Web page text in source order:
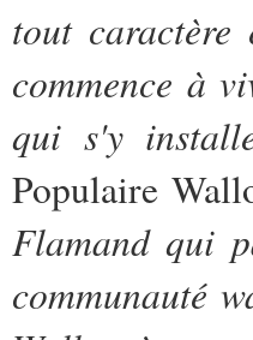
tout
commence à
qui s'y
Populaire
Flamand qui
communauté